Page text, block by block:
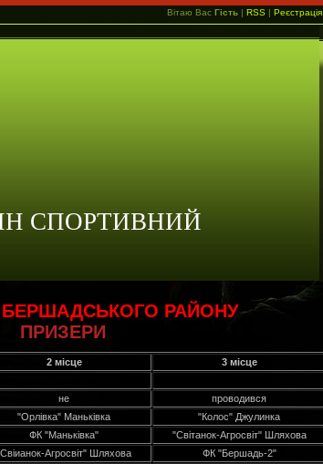
Вітаю Вас Гість | RSS | Реєстрація
СПОРТИВНИЙ
БЕРШАДСЬКОГО РАЙОНУ
ПРИЗЕРИ
2 місце
3 місце
не
проводився
"Орлівка" Маньківка
"Колос" Джулинка
ФК "Маньківка"
"Світанок-Агросвіт" Шляхова
Агросвіт" Шляхова
ФК "Бершадь-2"